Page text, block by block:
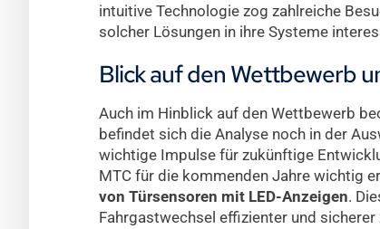
intuitive Technologie zog zahlreiche
solcher Lösungen in ihre Systeme
Blick auf den Wettbewerb
Auch im Hinblick auf den Wettbewerb
befindet sich die Analyse noch in der
wichtige Impulse für zukünftige
MTC für die kommenden Jahre wichtig
von Türsensoren mit LED-Anzeigen.
Fahrgastwechsel effizienter und